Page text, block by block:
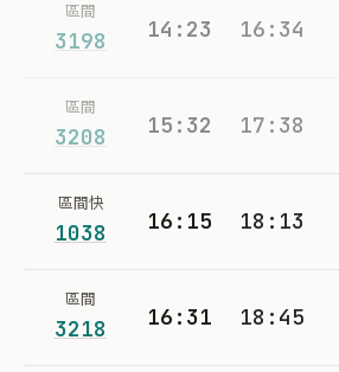
區間
3198 14:23 16:34
區間
3208 15:32 17:38
區間快
1038 16:15 18:13
區間
3218 16:31 18:45